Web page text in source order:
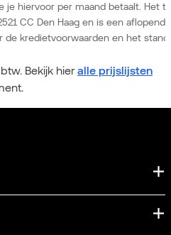
je hiervoor per maand betaalt. Het
CC Den Haag en is een
de kredietvoorwaarden en het
Bekijk hieralle prijslijsten